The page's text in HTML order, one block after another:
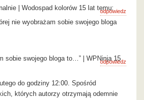
| Wodospad kolorów 15 lat temu:
nie wyobrażam sobie swojego bloga
odpowiedz
sobie swojego bloga to…” | WPNinja 15
do godziny 12:00. Spośród
których autorzy otrzymają odemnie
odpowiedz